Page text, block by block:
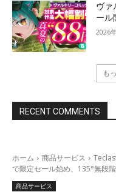
ヴァ
ール
2026
も
RECENT COMMENTS